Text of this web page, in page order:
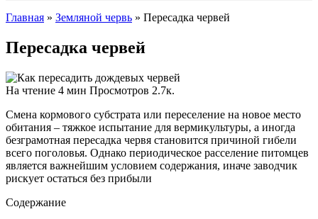
Главная » Земляной червь » Пересадка червей
Пересадка червей
На чтение 4 мин Просмотров 2.7к.
Смена кормового субстрата или переселение на новое место
обитания – тяжкое испытание для вермикультуры, а иногда
безграмотная пересадка червя становится причиной гибели
всего поголовья. Однако периодическое расселение питомцев
является важнейшим условием содержания, иначе заводчик
рискует остаться без прибыли
Содержание